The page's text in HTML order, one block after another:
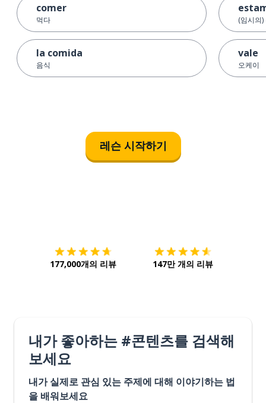
comer
먹다
la comida
음식
(임시의
vale
오케이
레슨 시작하기
177,000개의 리뷰 147만 개의 리뷰
내가 좋아하는 #콘텐츠를 검색해
보세요
내가 실제로 관심 있는 주제에 대해 이야기하는 법
을 배워보세요